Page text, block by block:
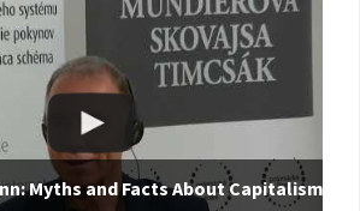
Myths and Facts About Capitalism |